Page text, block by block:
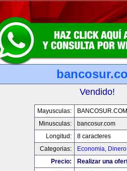
Vendido!
Mayusculas:
BANCOSUR.COM
Minusculas:
bancosur.com
Longitud:
8 caracteres
Categorias:
Economia,
Precio:
Realizar una